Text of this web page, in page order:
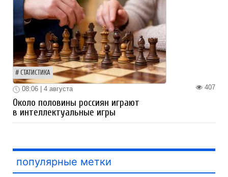
СТАТИСТИКА
407
08:06 | 4 августа
Около половины россиян играют
в интеллектуальные игры
популярные метки